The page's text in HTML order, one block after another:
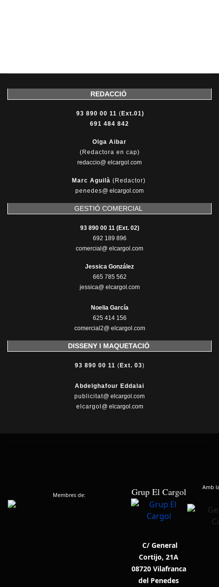
REDACCIÓ
93 890 00 11 ( Ext.01)
691 484 842
Olga Aibar
(Redactora en cap)
redaccio@ elcargol.com
Marc Aguilà (Redactor)
penedes@ elcargol.com
GESTIÓ COMERCIAL
93 890 00 11 (Ext. 02)
692 189 896
comercial@ elcargol.com
Jessica González
665 785 562
jessica@ elcargol.com
Noelia García
625 414 156
comercial2@ elcargol.com
DISSENY I MAQUETACIÓ
93 890 00 11 ( Ext. 03)
Abdelghafour Eddalai
publicitat@ elcargol.com
elcargol @ elcargol.com
Membres de: Grup El Cargol Amb
C/ General
Cortijo, 21A
08720 Vilafranca
del Penedes